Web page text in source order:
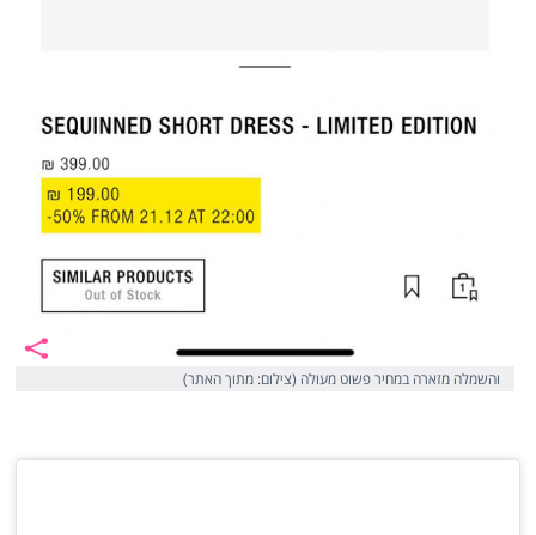
והשמלה מזארה במחיר פשוט מעולה (צילום: מתוך האתר)